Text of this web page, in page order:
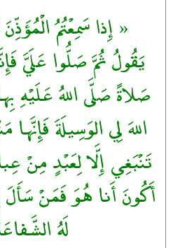
« إِذا سَمِعْتُمُ
يَقُولُ ثُمَّ صَلُّوا عَلَيَّ
صَلاةً صَلَّى اللهُ عَلَيْهِ
اللهَ لِي الوَسِيلَةَ
تَنْبَغِي إِلَّا لِعَبْدٍ مِنْ
أَكُونَ أَنا هُوَ فَمَنْ
لَهُ